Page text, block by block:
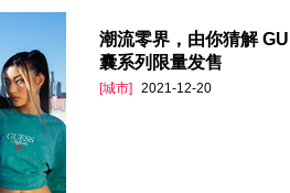
潮流零界，由你猜解
囊系列限量发售
[城市] 2021-12-20